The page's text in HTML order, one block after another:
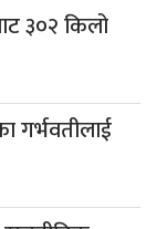
३०२ किलो
गर्भवतीलाई